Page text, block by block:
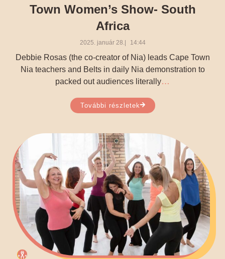
Town Women’s Show- South
Africa
2025. január 28. 14:44
Debbie Rosas (the co-creator of Nia) leads Cape Town
Nia teachers and Belts in daily Nia demonstration to
packed out audiences literally…
További részletek